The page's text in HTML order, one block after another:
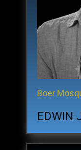
Boer
EDWIN